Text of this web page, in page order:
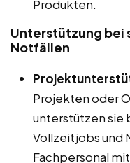
Produkten.
Unterstützung bei
Notfällen
Projekten oder
unterstützen sie
Vollzeitjobs und
Fachpersonal